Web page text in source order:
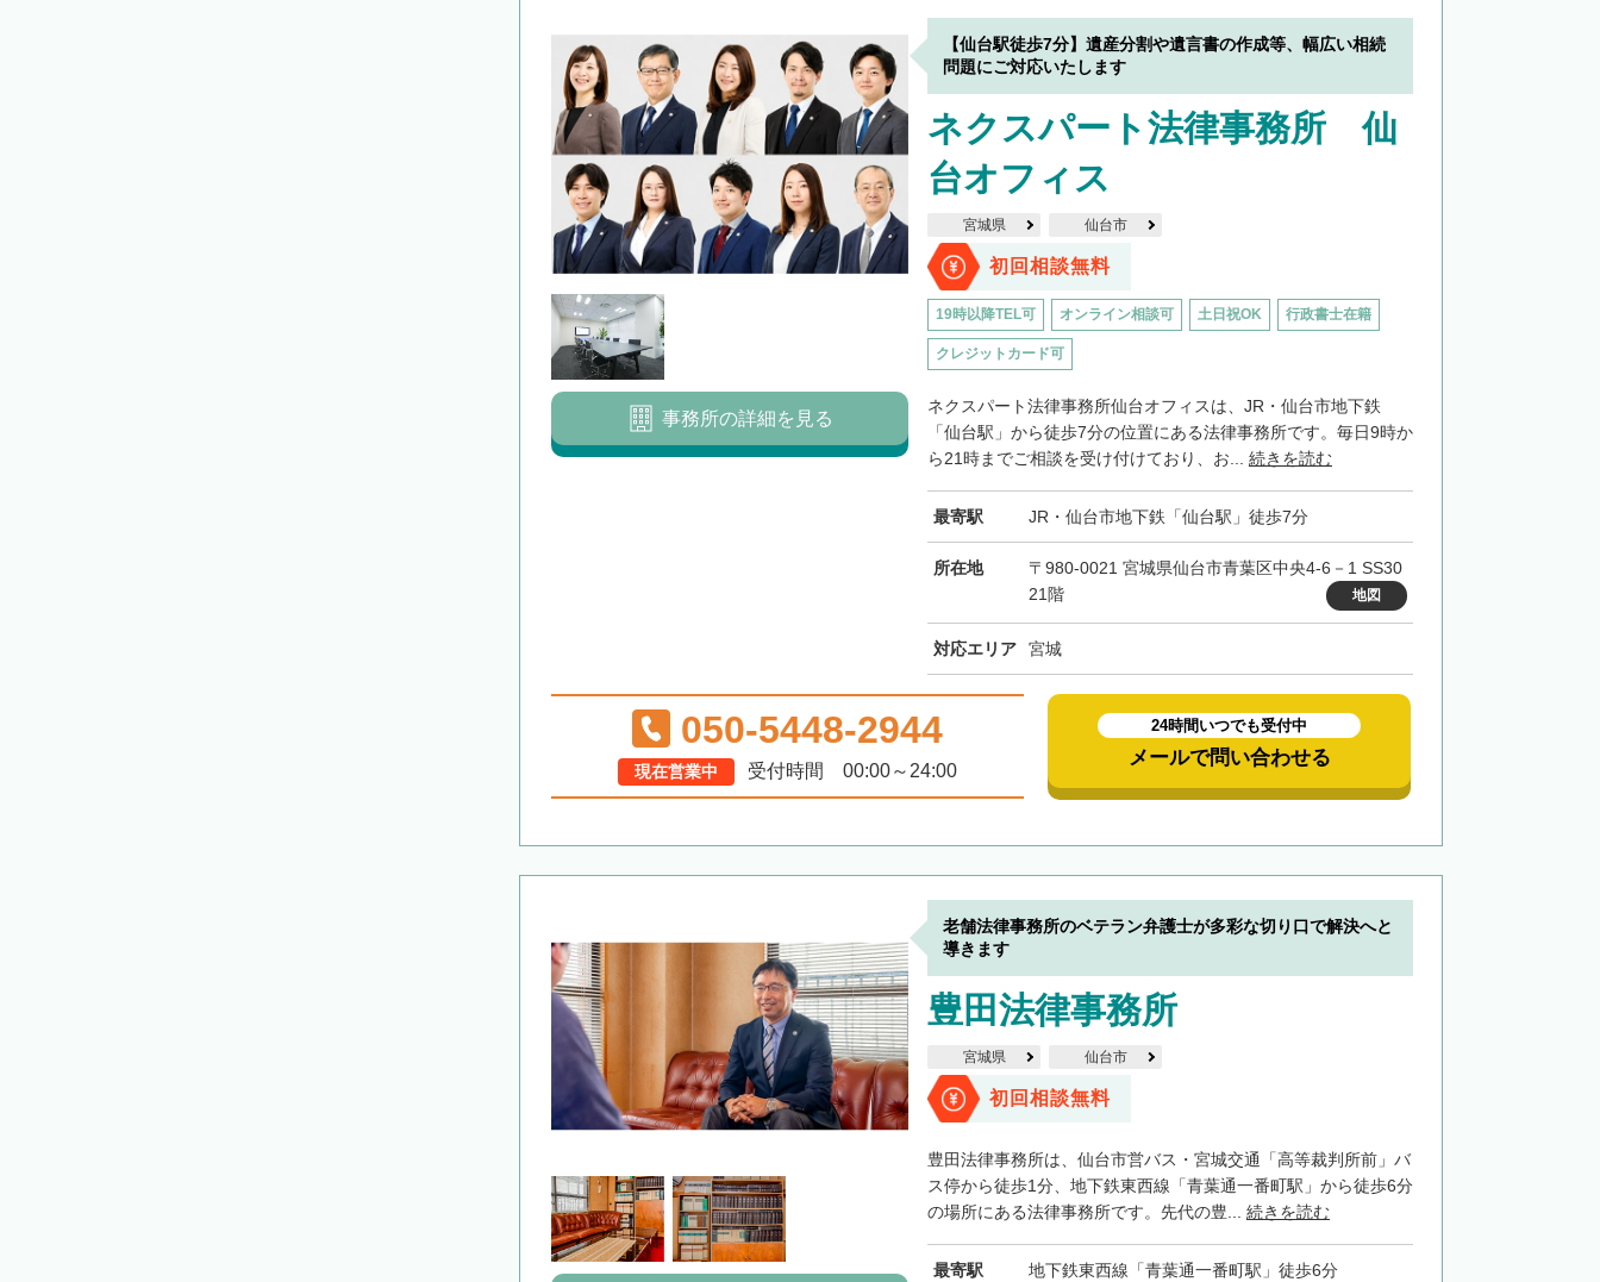
【仙台駅徒歩7分】遺産分割や遺言書の作成等、幅広い相続
問題にご対応いたします
ネクスパート法律事務所 仙
台オフィス
宮城県 仙台市
初回相談無料
19時以降TEL可 オンライン相談可 土日祝OK 行政書士在籍
クレジットカード可
ネクスパート法律事務所仙台オフィスは、JR・仙台市地下鉄
「仙台駅」から徒歩7分の位置にある法律事務所です。毎日9時か
ら21時までご相談を受け付けており、お... 続きを読む
最寄駅 JR・仙台市地下鉄「仙台駅」徒歩7分
所在地
〒980-0021 宮城県仙台市青葉区中央4-6－1 SS30
21階
地図
対応エリア 宮城
事務所の詳細を見る
050-5448-2944
現在営業中 受付時間 00:00～24:00
24時間いつでも受付中
メールで問い合わせる
老舗法律事務所のベテラン弁護士が多彩な切り口で解決へと
導きます
豊田法律事務所
宮城県 仙台市
初回相談無料
豊田法律事務所は、仙台市営バス・宮城交通「高等裁判所前」バ
ス停から徒歩1分、地下鉄東西線「青葉通一番町駅」から徒歩6分
の場所にある法律事務所です。先代の豊... 続きを読む
最寄駅 地下鉄東西線「青葉通一番町駅」徒歩6分